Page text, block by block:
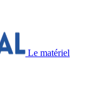
Le matériel